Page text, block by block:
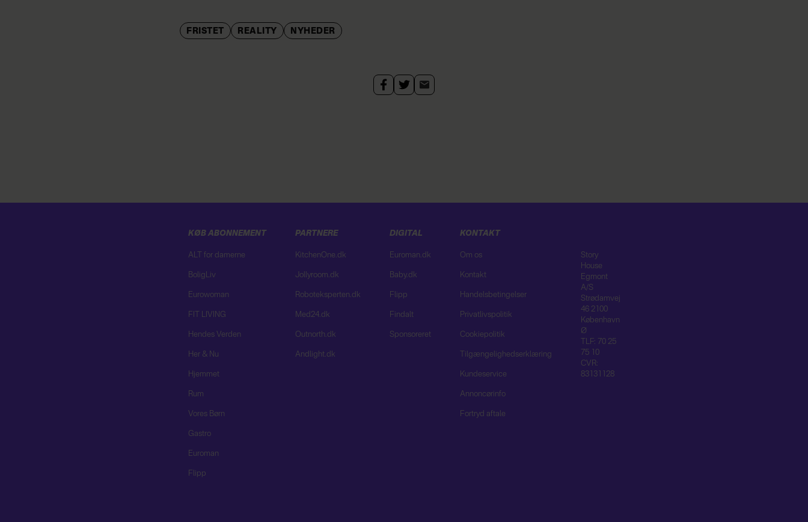
FRISTET REALITY NYHEDER
KØB ABONNEMENT
ALT for damerne
BoligLiv
Eurowoman
FIT LIVING
Hendes Verden
Her & Nu
Hjemmet
Rum
Vores Børn
Gastro
Euroman
Flipp
PARTNERE
KitchenOne.dk
Jollyroom.dk
Roboteksperten.dk
Med24.dk
Outnorth.dk
Andlight.dk
DIGITAL
Euroman.dk
Baby.dk
Flipp
Findalt
Sponsoreret
KONTAKT
Om os
Kontakt
Handelsbetingelser
Privatlivspolitik
Cookiepolitik
Tilgængelighedserklæring
Kundeservice
Annoncørinfo
Fortryd aftale
Story
House
Egmont
A/S
Strødamvej
46 2100
København
Ø
TLF: 70 25
75 10
CVR:
83131128